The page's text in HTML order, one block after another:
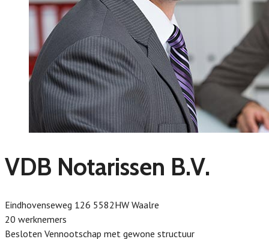
VDB Notarissen B.V.
Eindhovenseweg 126 5582HW Waalre
20 werknemers
Besloten Vennootschap met gewone structuur